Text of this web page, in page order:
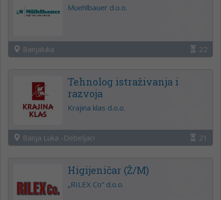
Muehlbauer d.o.o.
Banjaluka 22
Tehnolog istraživanja i
razvoja
Krajina klas d.o.o.
Banja Luka -Debeljaci 21
Higijeničar (Ž/M)
„RILEX Co“ d.o.o.